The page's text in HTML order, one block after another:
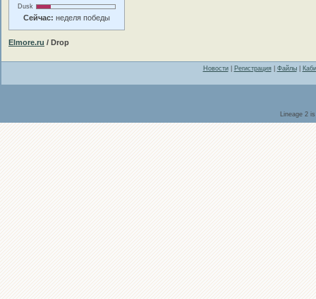
Dusk
Сейчас: неделя победы
Elmore.ru / Drop
Новости| Регистрация| Файлы|
Lineage 2